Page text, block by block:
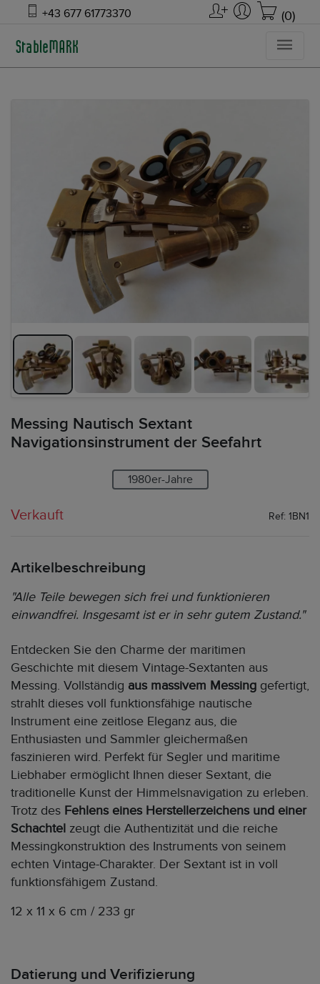
+43 677 61773370 (0)
Messing Nautisch Sextant
Navigationsinstrument der Seefahrt
1980er-Jahre
Verkauft Ref: 1BN1
Artikelbeschreibung
"Alle Teile bewegen sich frei und funktionieren
einwandfrei. Insgesamt ist er in sehr gutem Zustand."
Entdecken Sie den Charme der maritimen
Geschichte mit diesem Vintage-Sextanten aus
Messing. Vollständig aus massivem Messing gefertigt,
strahlt dieses voll funktionsfähige nautische
Instrument eine zeitlose Eleganz aus, die
Enthusiasten und Sammler gleichermaßen
faszinieren wird. Perfekt für Segler und maritime
Liebhaber ermöglicht Ihnen dieser Sextant, die
traditionelle Kunst der Himmelsnavigation zu erleben.
Trotz des Fehlens eines Herstellerzeichens und einer
Schachtel zeugt die Authentizität und die reiche
Messingkonstruktion des Instruments von seinem
echten Vintage-Charakter. Der Sextant ist in voll
funktionsfähigem Zustand.
12 x 11 x 6 cm / 233 gr
Datierung und Verifizierung